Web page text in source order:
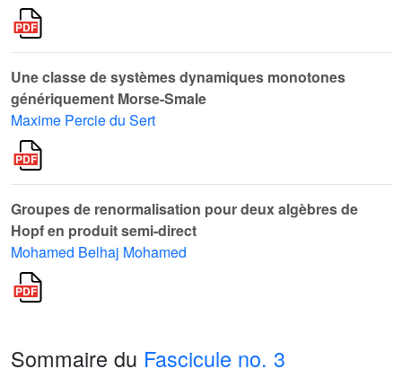
Une classe de systèmes dynamiques monotones
génériquement Morse-Smale
Maxime Percie du Sert
Groupes de renormalisation pour deux algèbres de
Hopf en produit semi-direct
Mohamed Belhaj Mohamed
Sommaire du Fascicule no. 3